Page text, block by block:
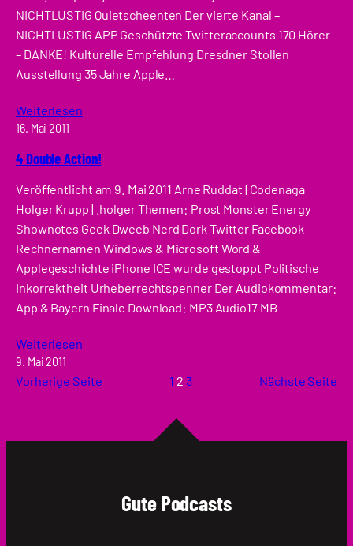
NICHTLUSTIG Quietscheenten Der vierte Kanal –
NICHTLUSTIG APP Geschützte Twitteraccounts 170 Hörer
– DANKE! Kulturelle Empfehlung Dresdner Stollen
Ausstellung 35 Jahre Apple…
Weiterlesen
16. Mai 2011
4 Double Action!
Veröffentlicht am 9. Mai 2011 Arne Ruddat | Codenaga
Holger Krupp | .holger Themen: Prost Monster Energy
Shownotes Geek Dweeb Nerd Dork Twitter Facebook
Rechnernamen Windows & Microsoft Word &
Applegeschichte iPhone ICE wurde gestoppt Politische
Inkorrektheit Urheberrechtspenner Der Audiokommentar:
App & Bayern Finale Download: MP3 Audio17 MB
Weiterlesen
9. Mai 2011
Vorherige Seite 1 2 3 Nächste Seite
Gute Podcasts